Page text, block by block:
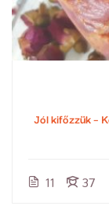
Jól kifőzzük –
11 37